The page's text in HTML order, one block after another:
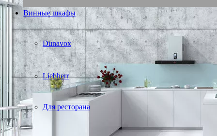
Винные шкафы
Dunavox
Liebherr
Для ресторана